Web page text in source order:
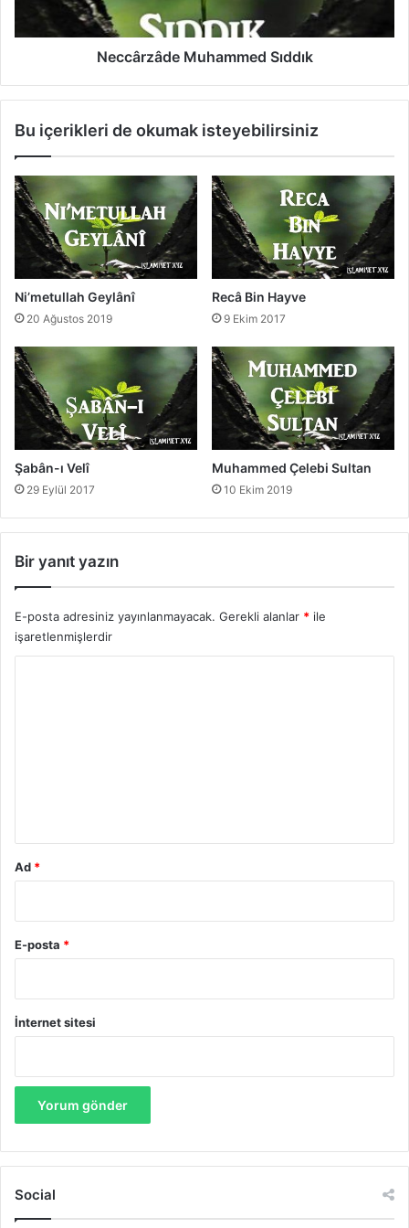
d
a
e
d
S
ı
k
Neccârzâde Muhammed Sıddık
Bu içerikleri de okumak isteyebilirsiniz
Ni’metullah Geylânî
20 Ağustos 2019
Recâ Bin Hayve
9 Ekim 2017
Şabân-ı Velî
29 Eylül 2017
Muhammed Çelebi Sultan
10 Ekim 2019
Bir yanıt yazın
E-posta adresiniz yayınlanmayacak. Gerekli alanlar * ile
işaretlenmişlerdir
Ad *
E-posta *
İnternet sitesi
Social